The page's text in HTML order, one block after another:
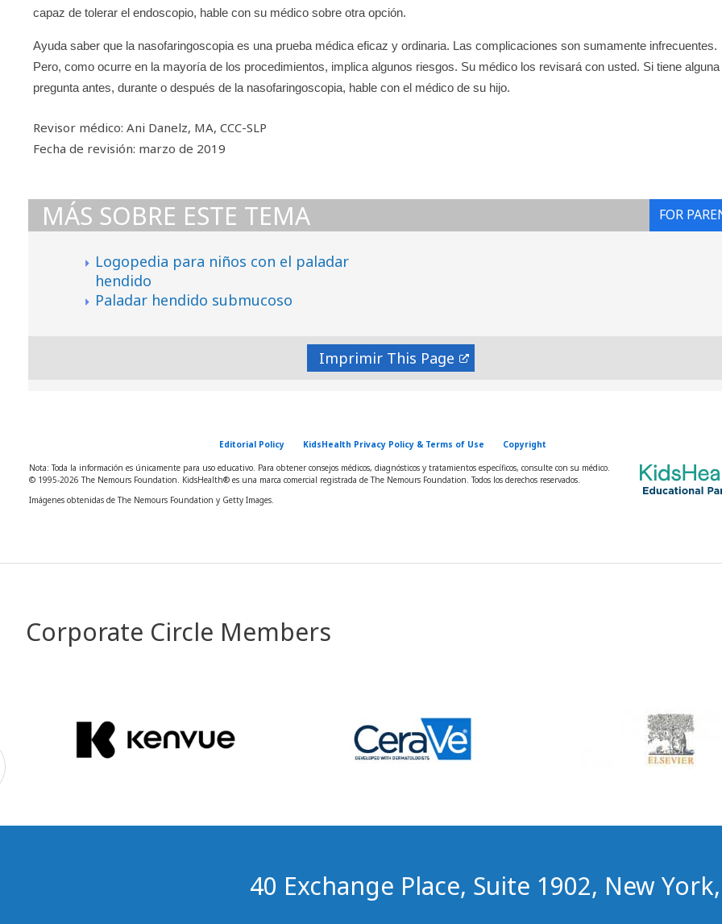
capaz de tolerar el endoscopio, hable con su médico sobre otra opción.
Ayuda saber que la nasofaringoscopia es una prueba médica eficaz y ordinaria. Las complicaciones son sumamente infrecuentes.
Pero, como ocurre en la mayoría de los procedimientos, implica algunos riesgos. Su médico los revisará con usted. Si tiene alguna
pregunta antes, durante o después de la nasofaringoscopia, hable con el médico de su hijo.
Revisor médico: Ani Danelz, MA, CCC-SLP
Fecha de revisión: marzo de 2019
FOR
MÁS SOBRE ESTE TEMA
Logopedia para niños con el paladar
hendido
Paladar hendido submucoso
Imprimir
Editorial Policy KidsHealth Privacy Policy & Terms of Use Copyright
Nota: Toda la información es únicamente para uso educativo. Para obtener consejos médicos, diagnósticos y tratamientos específicos, consulte con su médico.
© 1995-2026 The Nemours Foundation. KidsHealth® es una marca comercial registrada de The Nemours Foundation. Todos los derechos reservados.
Imágenes obtenidas de The Nemours Foundation y Getty Images.
Corporate Circle Members
40 Exchange Place, Suite 1902, New